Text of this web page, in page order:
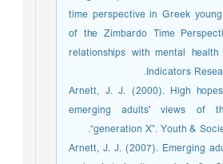
time perspective in Greek
of the Zimbardo Time
relationships with mental
Indicators
Arnett, J. J. (2000). High
emerging adults' views of
“generation X”. Youth &
Arnett, J. J. (2007). Emerging